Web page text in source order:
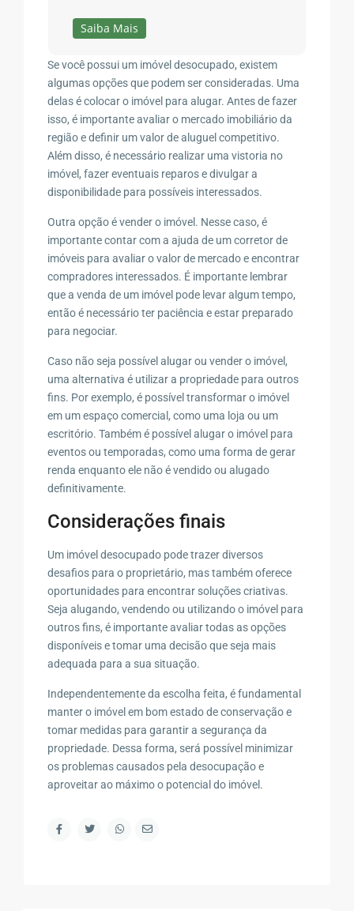
Saiba Mais
Se você possui um imóvel desocupado, existem
algumas opções que podem ser consideradas. Uma
delas é colocar o imóvel para alugar. Antes de fazer
isso, é importante avaliar o mercado imobiliário da
região e definir um valor de aluguel competitivo.
Além disso, é necessário realizar uma vistoria no
imóvel, fazer eventuais reparos e divulgar a
disponibilidade para possíveis interessados.
Outra opção é vender o imóvel. Nesse caso, é
importante contar com a ajuda de um corretor de
imóveis para avaliar o valor de mercado e encontrar
compradores interessados. É importante lembrar
que a venda de um imóvel pode levar algum tempo,
então é necessário ter paciência e estar preparado
para negociar.
Caso não seja possível alugar ou vender o imóvel,
uma alternativa é utilizar a propriedade para outros
fins. Por exemplo, é possível transformar o imóvel
em um espaço comercial, como uma loja ou um
escritório. Também é possível alugar o imóvel para
eventos ou temporadas, como uma forma de gerar
renda enquanto ele não é vendido ou alugado
definitivamente.
Considerações finais
Um imóvel desocupado pode trazer diversos
desafios para o proprietário, mas também oferece
oportunidades para encontrar soluções criativas.
Seja alugando, vendendo ou utilizando o imóvel para
outros fins, é importante avaliar todas as opções
disponíveis e tomar uma decisão que seja mais
adequada para a sua situação.
Independentemente da escolha feita, é fundamental
manter o imóvel em bom estado de conservação e
tomar medidas para garantir a segurança da
propriedade. Dessa forma, será possível minimizar
os problemas causados pela desocupação e
aproveitar ao máximo o potencial do imóvel.